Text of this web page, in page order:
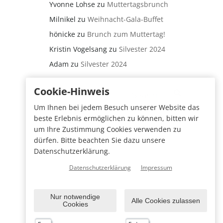
Yvonne Lohse zu Muttertagsbrunch
Milnikel zu Weihnacht-Gala-Buffet
hönicke zu Brunch zum Muttertag!
Kristin Vogelsang zu Silvester 2024
Adam zu Silvester 2024
Search
Cookie-Hinweis
Um Ihnen bei jedem Besuch unserer Website das
beste Erlebnis ermöglichen zu können, bitten wir
um Ihre Zustimmung Cookies verwenden zu
dürfen. Bitte beachten Sie dazu unsere
Datenschutzerklärung.
Datenschutzerklärung Impressum
Nur notwendige
Cookies
Alle Cookies zulassen